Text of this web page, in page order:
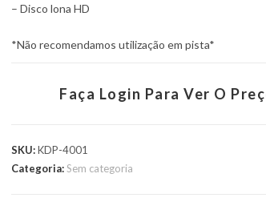
– Disco lona HD
*Não recomendamos utilização em pista*
Faça Login Para Ver O
SKU:KDP-4001
Categoria:Sem categoria